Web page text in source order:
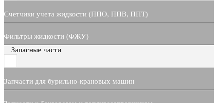
Счетчики учета жидкости (ППО, ППВ, ППТ)
Фильтры жидкости (ФЖУ)
Запасные части
Запчасти для бурильно-крановых машин